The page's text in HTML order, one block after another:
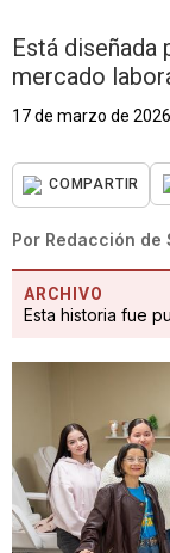
Está diseñada
mercado
17 de marzo de
COMPARTIR
Por Redacción de
ARCHIVO
Esta historia fue